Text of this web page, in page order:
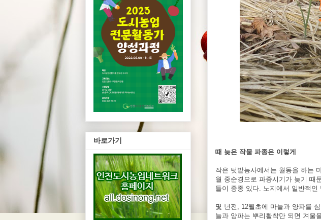
때 늦은 작물 파종은 이렇게
작은 텃밭농사에서는 월동을 하는
월 중순경으로 파종시기가 늦기 때
들이 종종 있다. 노지에서 일반적인
몇 년전 , 12월초에 마늘과 양파를
늘과 양파는 뿌리활착만 되면 겨울
바로가기